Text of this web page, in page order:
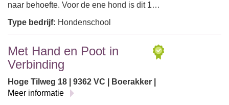
naar behoefte. Voor de ene hond is dit 1…
Type bedrijf: Hondenschool
Met Hand en Poot in
Verbinding
Hoge Tilweg 18 | 9362 VC | Boerakker |
Meer informatie